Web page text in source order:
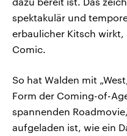
spektakulär und
erbaulicher Kitsch
Comic.
So hat Walden mit
Form der Coming-of-
spannenden
aufgeladen ist, wie ein